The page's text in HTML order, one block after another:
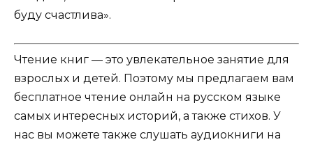
буду счастлива».
Чтение книг — это увлекательное занятие для
взрослых и детей. Поэтому мы предлагаем вам
бесплатное чтение онлайн на русском языке
самых интересных историй, а также стихов. У
нас вы можете также слушать аудиокниги на